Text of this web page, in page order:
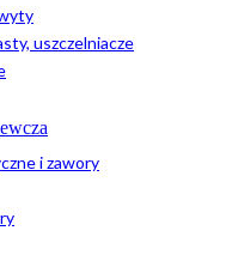
uszczelniacze
i zawory